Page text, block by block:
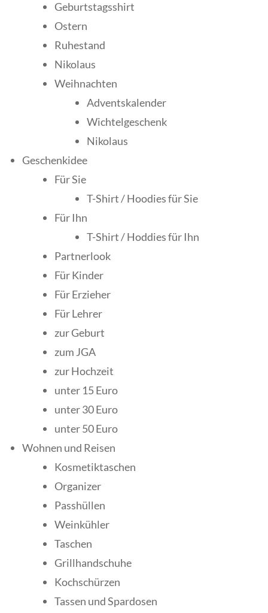
Geburtstagsshirt
Ostern
Ruhestand
Nikolaus
Weihnachten
Adventskalender
Wichtelgeschenk
Nikolaus
Geschenkidee
Für Sie
T-Shirt / Hoodies für Sie
Für Ihn
T-Shirt / Hoddies für Ihn
Partnerlook
Für Kinder
Für Erzieher
Für Lehrer
zur Geburt
zum JGA
zur Hochzeit
unter 15 Euro
unter 30 Euro
unter 50 Euro
Wohnen und Reisen
Kosmetiktaschen
Organizer
Passhüllen
Weinkühler
Taschen
Grillhandschuhe
Kochschürzen
Tassen und Spardosen